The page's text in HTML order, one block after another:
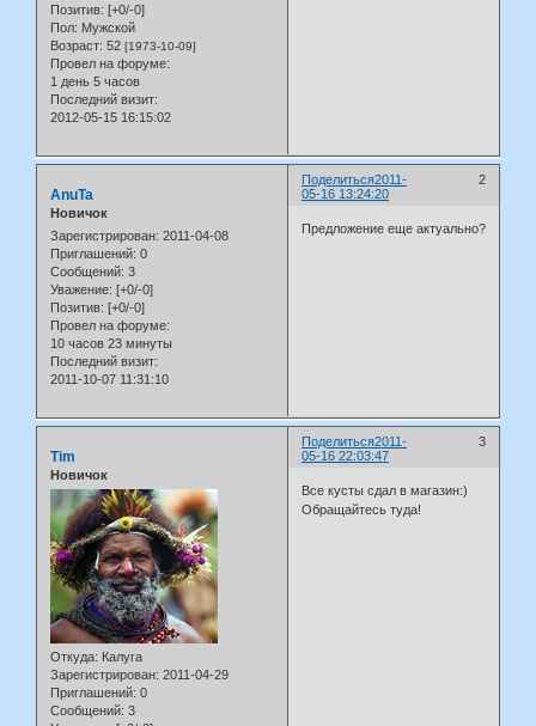
Позитив: [+0/-0]
Пол: Мужской
Возраст: 52 [1973-10-09]
Провел на форуме:
1 день 5 часов
Последний визит:
2012-05-15 16:15:02
Поделиться 2
2011-
05-16 13:24:20
AnuTa
Новичок
Зарегистрирован: 2011-04-08
Приглашений: 0
Сообщений: 3
Уважение: [+0/-0]
Позитив: [+0/-0]
Провел на форуме:
10 часов 23 минуты
Последний визит:
2011-10-07 11:31:10
Предложение еще актуально?
Поделиться 3
2011-
05-16 22:03:47
Tim
Новичок
Откуда: Калуга
Зарегистрирован: 2011-04-29
Приглашений: 0
Сообщений: 3
Все кусты сдал в магазин:)
Обращайтесь туда!